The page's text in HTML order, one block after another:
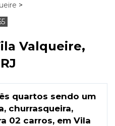
>
Valqueire,
quartos sendo um
churrasqueira,
02 carros, em Vila